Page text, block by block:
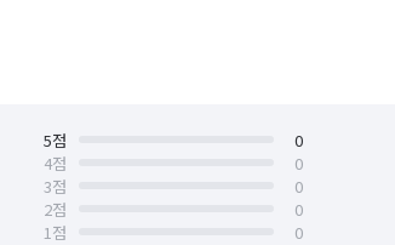
5점
0
4점
0
3점
0
2점
0
1점
0